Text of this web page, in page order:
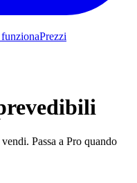
Prezzi
Passa a Pro quando